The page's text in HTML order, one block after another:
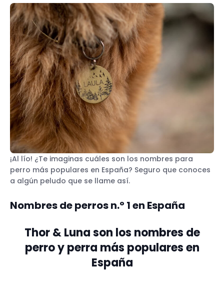
Nombres más populares por raza
N.º 1 para perros a escala mundial
Top 10 nombres de perros
Top 10 nombres de perras
Los 100 nombres de perros más
populares del mundo
100 nombres de perros populares en
100 nombres de perros populares en
Austria
100 nombres de perros populares en
¡Al lío! ¿Te imaginas cuáles son los nombres para
perro más populares en España? Seguro que conoces
a algún peludo que se llame así.
Nombres de perros n.º 1 en España
Thor & Luna son los nombres de
perro y perra más populares en
España